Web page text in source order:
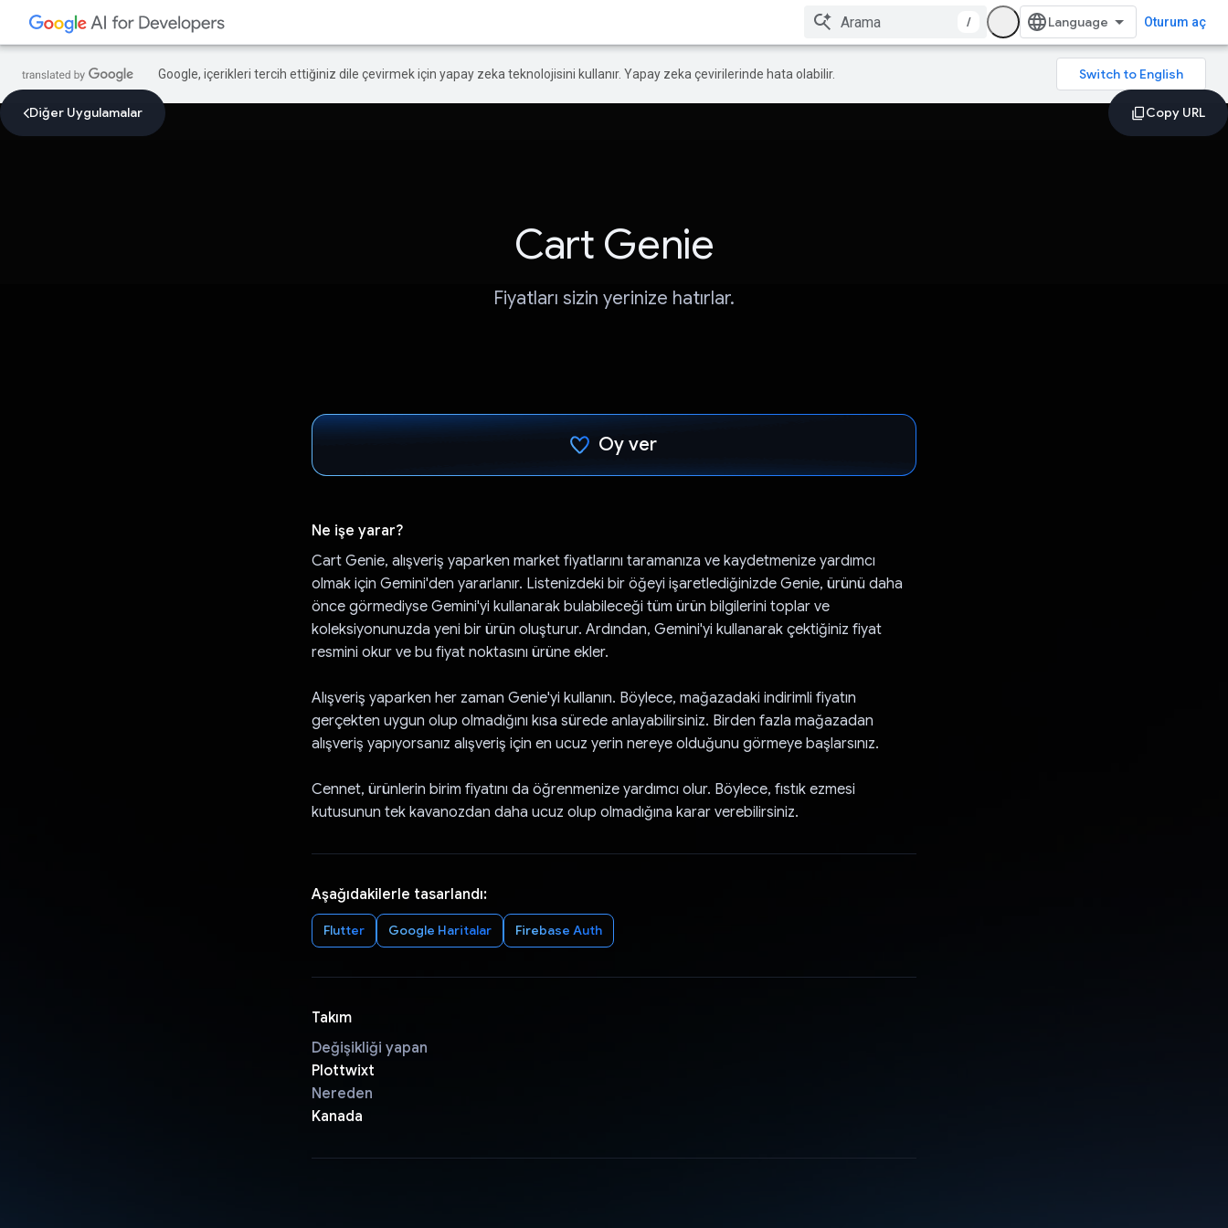
/ Oturum aç
Google, içerikleri tercih ettiğiniz dile çevirmek için yapay zeka teknolojisini kullanır. Yapay zeka çevirilerinde hata olabilir.
Diğer Uygulamalar
Cart Genie
Fiyatları sizin yerinize hatırlar.
Oy ver
Ne işe yarar?
Cart Genie, alışveriş yaparken market fiyatlarını taramanıza ve kaydetmenize yardımcı
olmak için Gemini'den yararlanır. Listenizdeki bir öğeyi işaretlediğinizde Genie, ürünü daha
önce görmediyse Gemini'yi kullanarak bulabileceği tüm ürün bilgilerini toplar ve
koleksiyonunuzda yeni bir ürün oluşturur. Ardından, Gemini'yi kullanarak çektiğiniz fiyat
resmini okur ve bu fiyat noktasını ürüne ekler.
Alışveriş yaparken her zaman Genie'yi kullanın. Böylece, mağazadaki indirimli fiyatın
gerçekten uygun olup olmadığını kısa sürede anlayabilirsiniz. Birden fazla mağazadan
alışveriş yapıyorsanız alışveriş için en ucuz yerin nereye olduğunu görmeye başlarsınız.
Cennet, ürünlerin birim fiyatını da öğrenmenize yardımcı olur. Böylece, fıstık ezmesi
kutusunun tek kavanozdan daha ucuz olup olmadığına karar verebilirsiniz.
Aşağıdakilerle tasarlandı:
Flutter Google Haritalar Firebase Auth
Takım
Değişikliği yapan
Plottwixt
Nereden
Kanada